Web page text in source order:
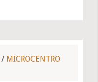
/ MICROCENTRO